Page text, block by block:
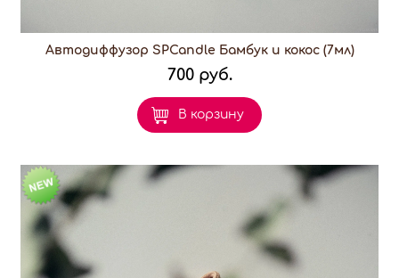
Автодиффузор SPCandle Бамбук и кокос (7мл)
700 руб.
В корзину